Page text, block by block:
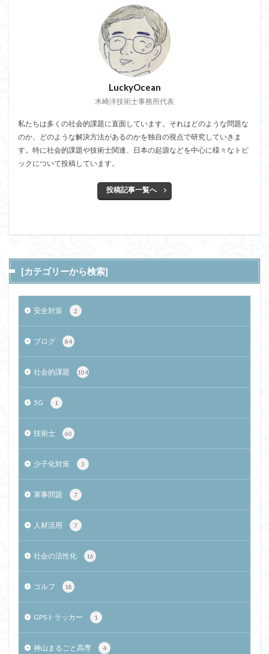
LuckyOcean
木崎洋技術士事務所代表
私たちは多くの社会的課題に直面しています。それはどのような問題な
のか、どのような解決方法があるのかを独自の視点で研究していきま
す。特に社会的課題や技術士関連、日本の起源などを中心に様々なトピ
ックについて投稿しています。
投稿記事一覧へ
[カテゴリーから検索]
安全対策 2
ブログ 84
社会的課題 104
5G 1
技術士 60
少子化対策 3
軍事問題 7
人材活用 7
社会の活性化 16
ゴルフ 18
GPSトラッカー 1
神山まるごと高専 4